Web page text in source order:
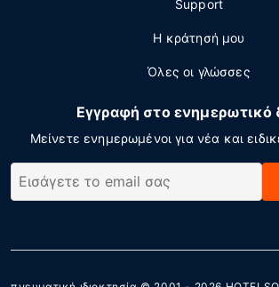
Support
Η κράτησή μου
Όλες οι γλώσσες
Εγγραφή στο ενημερωτικό
Μείνετε ενημερωμένοι για νέα και